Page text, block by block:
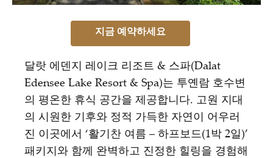
지금 예약하세요
달랏 에덴지 레이크 리조트 & 스파(Dalat
Edensee Lake Resort & Spa)는 투옌람 호수변
의 평온한 휴식 공간을 제공합니다. 고원 지대
의 시원한 기후와 정적 가득한 자연이 어우러
진 이곳에서 ‘활기찬 여름 – 하프보드(1박 2일)’
패키지와 함께 완벽하고 진정한 힐링을 경험해